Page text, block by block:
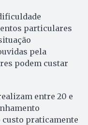
particulares
pela
podem custar
entre 20 e
praticamente